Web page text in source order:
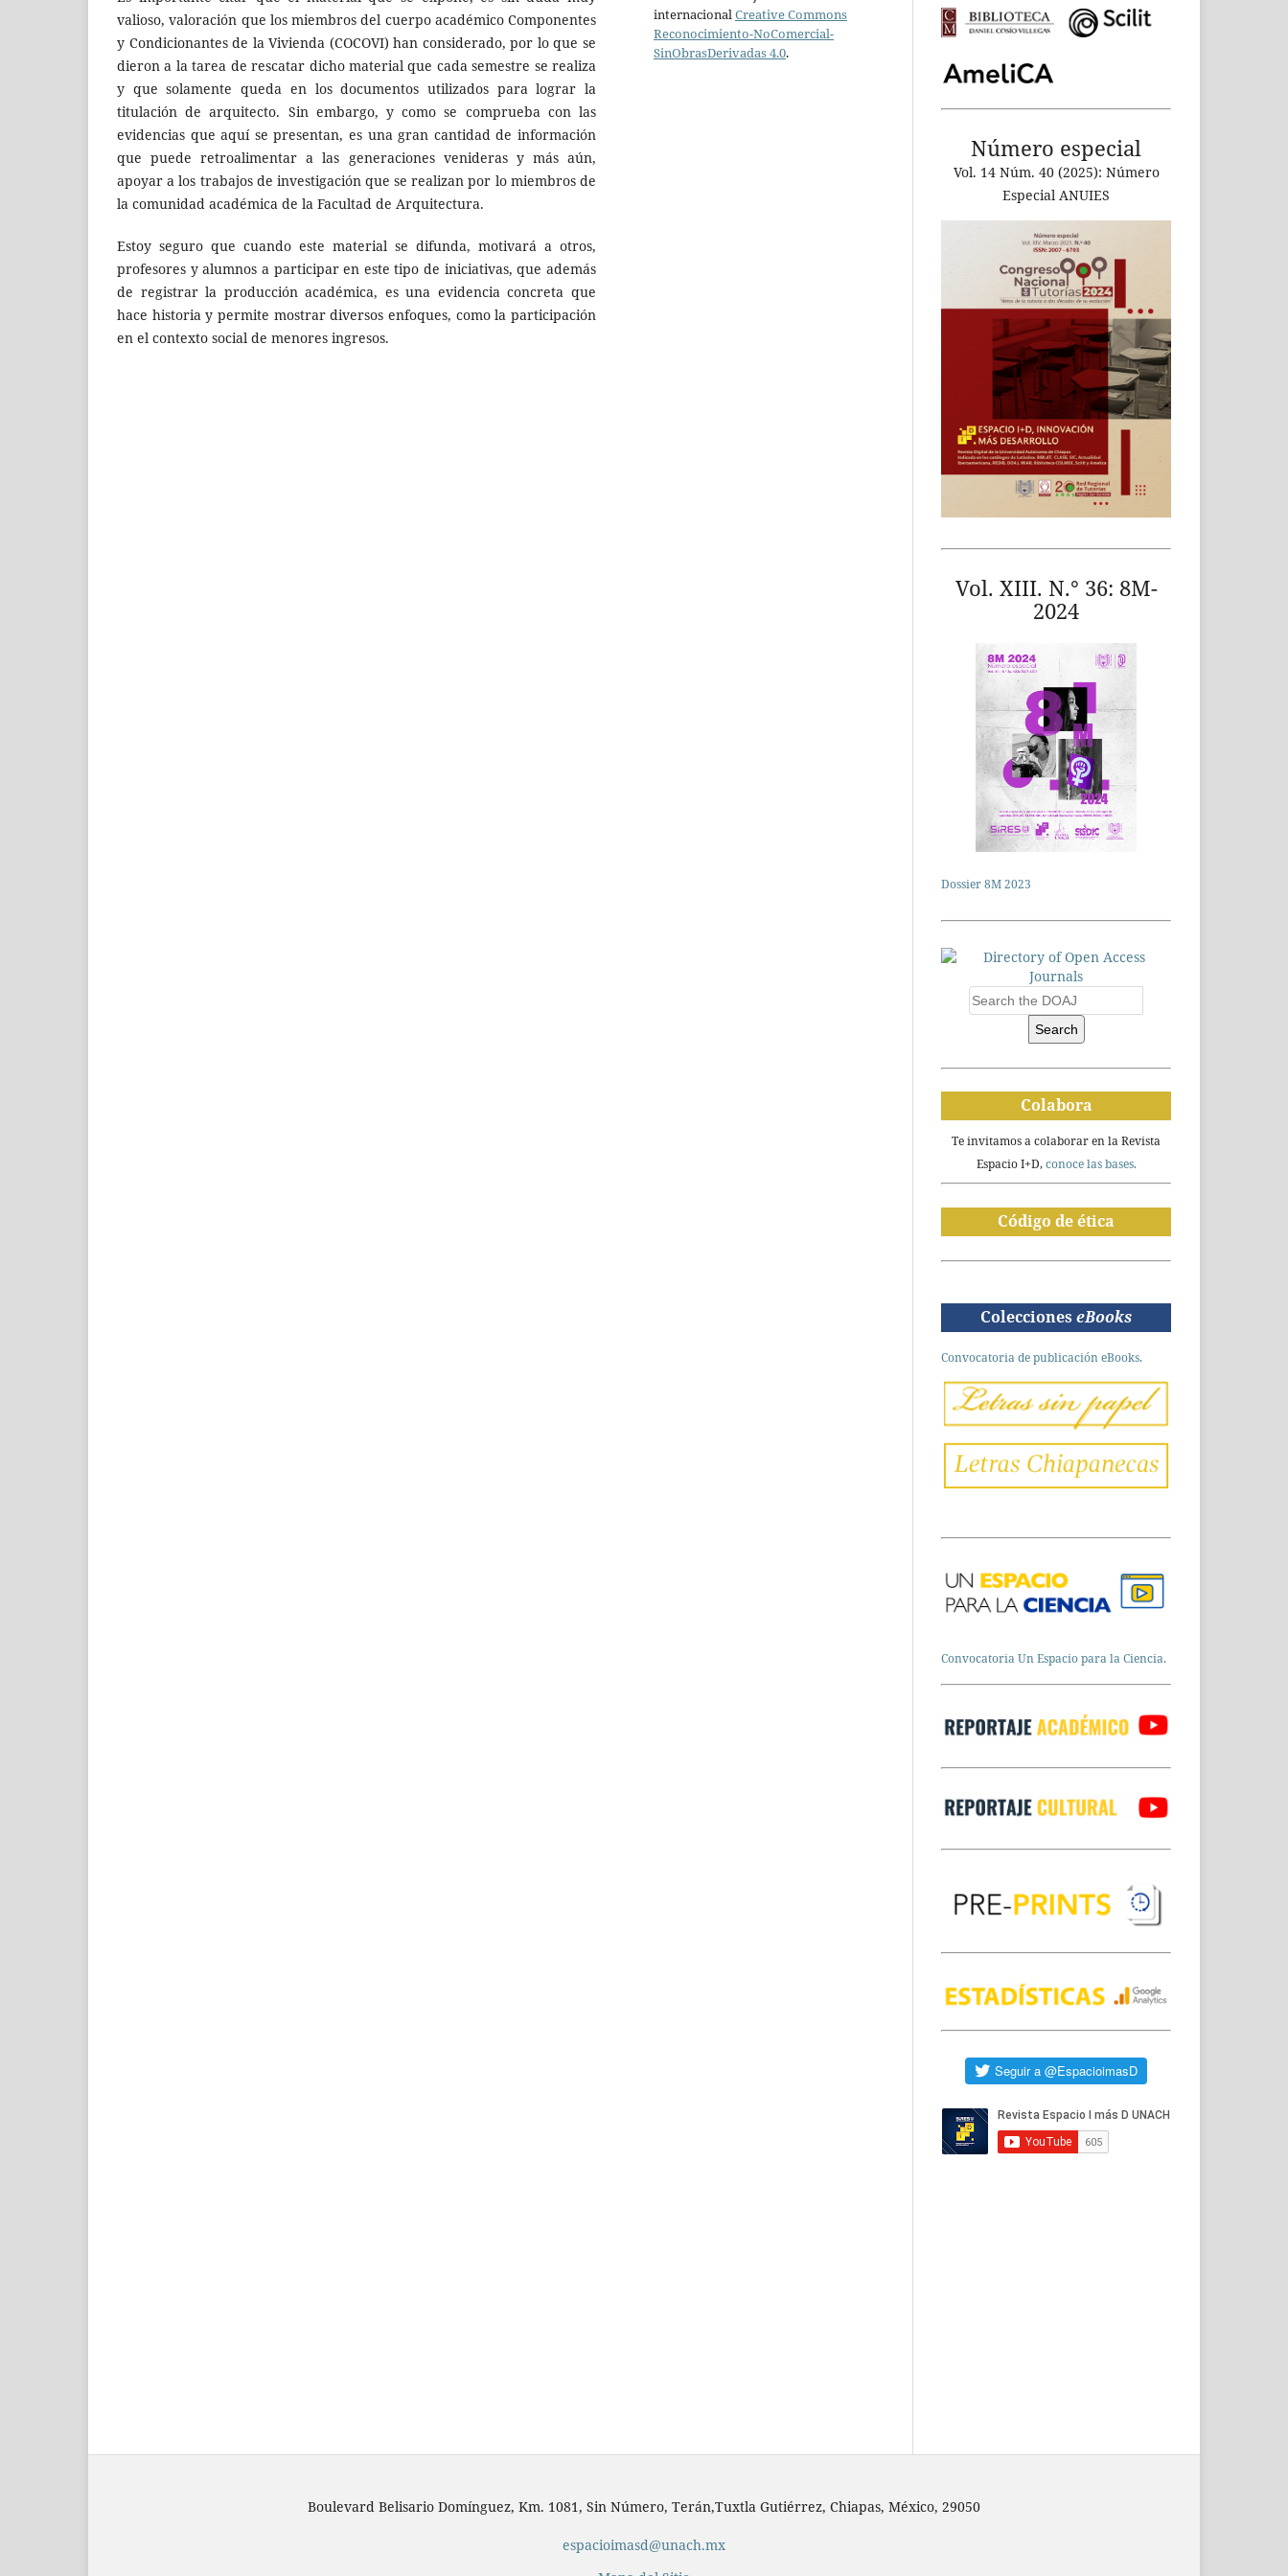
valioso, valoración que los miembros del cuerpo académico Componentes
y Condicionantes de la Vivienda (COCOVI) han considerado, por lo que se
dieron a la tarea de rescatar dicho material que cada semestre se realiza
y que solamente queda en los documentos utilizados para lograr la
titulación de arquitecto. Sin embargo, y como se comprueba con las
evidencias que aquí se presentan, es una gran cantidad de información
que puede retroalimentar a las generaciones venideras y más aún,
apoyar a los trabajos de investigación que se realizan por lo miembros de
la comunidad académica de la Facultad de Arquitectura.
Estoy seguro que cuando este material se difunda, motivará a otros,
profesores y alumnos a participar en este tipo de iniciativas, que además
de registrar la producción académica, es una evidencia concreta que
hace historia y permite mostrar diversos enfoques, como la participación
en el contexto social de menores ingresos.
internacionalCreative Commons
Reconocimiento-NoComercial-
SinObrasDerivadas 4.0.
Número especial
Vol. 14 Núm. 40 (2025): Número
Especial ANUIES
Vol. XIII. N.° 36: 8M-
2024
Dossier 8M 2023
Search
Colabora
Te invitamos a colaborar en la Revista
Espacio I+D,conoce las bases.
Código de ética
Colecciones eBooks
Convocatoria de publicación eBooks.
Convocatoria Un Espacio para la Ciencia.
Boulevard Belisario Domínguez, Km. 1081, Sin Número, Terán,Tuxtla Gutiérrez, Chiapas, México, 29050
espacioimasd@unach.mx